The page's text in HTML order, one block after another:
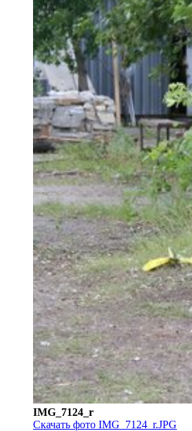
IMG_7124_r
Скачать фото IMG_7124_r.JPG